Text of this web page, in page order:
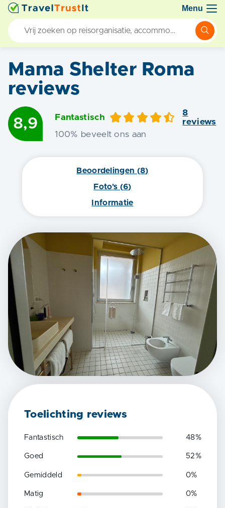
Menu
Mama Shelter Roma
reviews
8,9 Fantastisch
8
reviews
100% beveelt ons aan
Beoordelingen (8)
Foto's (6)
Informatie
Toelichting reviews
Fantastisch 48%
Goed 52 %
Gemiddeld 0%
Matig 0%